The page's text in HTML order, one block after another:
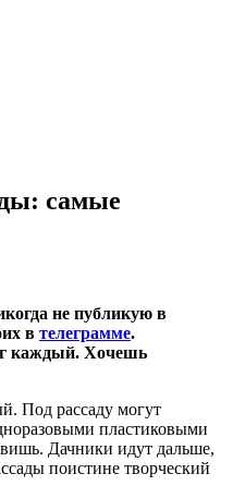
самые
не публикую в
в телеграмме.
каждый. Хочешь
Под рассаду могут
пластиковыми
Дачники идут дальше,
поистине творческий